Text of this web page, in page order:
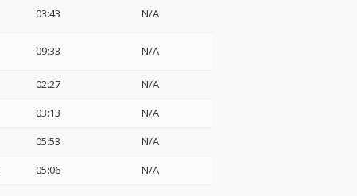
03:43 N/A
09:33 N/A
02:27
N/A
03:13
N/A
05:53
N/A
05:06 N/A